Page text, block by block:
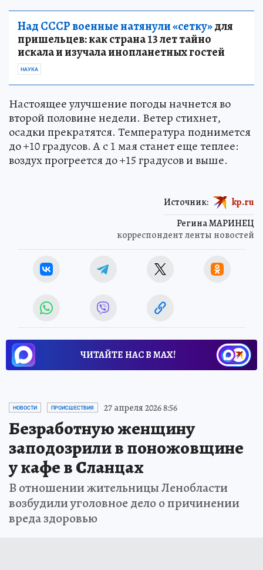
Над СССР военные натянули «сетку»для
пришельцев: как страна 13 лет тайно
искала и изучала инопланетных гостей
НАУКА
Настоящее улучшение погоды начнется во
второй половине недели. Ветер стихнет,
осадки прекратятся. Температура поднимется
до +10 градусов. А с 1 мая станет еще теплее:
воздух прогреется до +15 градусов и выше.
Регина МАРИНЕЦ
корреспондент ленты новостей
Источник: kp.ru
ЧИТАЙТЕ НАС В МАХ!
НОВОСТИ ПРОИСШЕСТВИЯ 27 апреля 2026 8:56
Безработную женщину
заподозрили в поножовщине
у кафе в Сланцах
В отношении жительницы Ленобласти
возбудили уголовное дело о причинении
вреда здоровью